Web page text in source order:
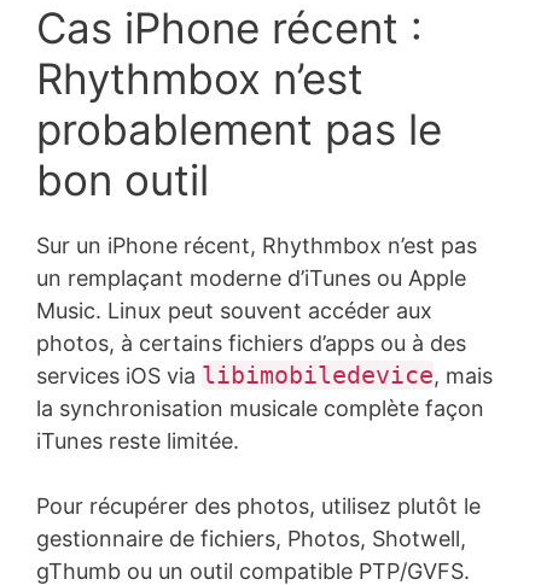
Cas iPhone récent :
Rhythmbox n’est
probablement pas le
bon outil
Sur un iPhone récent, Rhythmbox n’est pas
un remplaçant moderne d’iTunes ou Apple
Music. Linux peut souvent accéder aux
photos, à certains fichiers d’apps ou à des
services iOS via libimobiledevice, mais
la synchronisation musicale complète façon
iTunes reste limitée.
Pour récupérer des photos, utilisez plutôt le
gestionnaire de fichiers, Photos, Shotwell,
gThumb ou un outil compatible PTP/GVFS.